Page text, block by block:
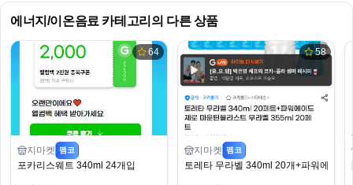
에너지/이온음료카테고리의 다른 상품
64
지마켓 펨코
포카리스웨트 340ml 24개입
58
지마켓 펨코
토레타 무라벨 340ml 20개+파워에이